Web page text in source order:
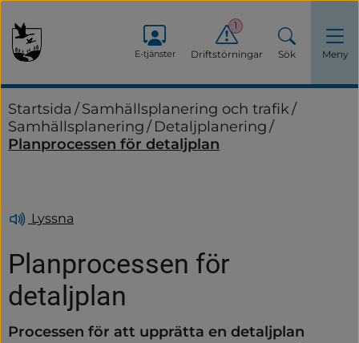
E-tjänster Driftstörningar
1
Sök Meny
Startsida /Samhällsplanering och trafik/
Samhällsplanering/ Detaljplanering/
Planprocessen för detaljplan
Lyssna
Planprocessen för
detaljplan
Processen för att upprätta en detaljplan